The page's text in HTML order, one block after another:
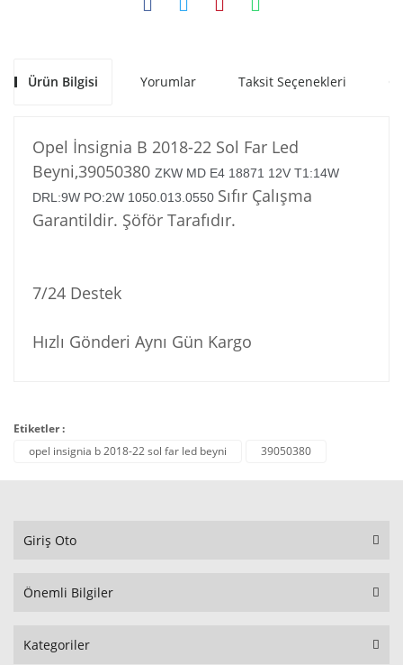
Ürün Bilgisi Yorumlar Taksit Seçenekleri
Opel İnsignia B 2018-22 Sol Far Led
Beyni,39050380 ZKW MD E4 18871 12V T1:14W
DRL:9W PO:2W 1050.013.0550 Sıfır Çalışma
Garantildir. Şöför Tarafıdır.
7/24 Destek
Hızlı Gönderi Aynı Gün Kargo
Etiketler :
opel insignia b 2018-22 sol far led beyni
39050380
Giriş Oto
Önemli Bilgiler
Kategoriler